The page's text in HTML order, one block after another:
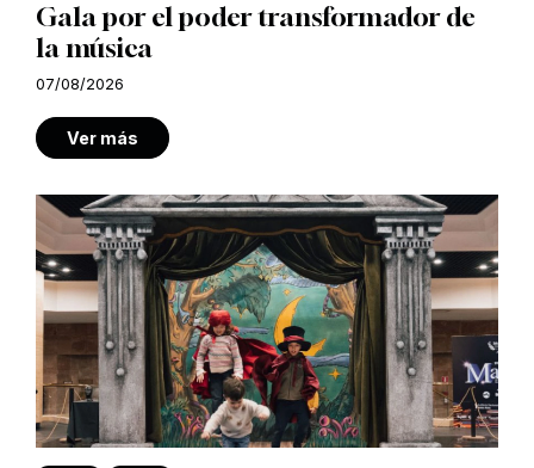
Gala por el poder transformador de
la música
07/08/2026
Ver más